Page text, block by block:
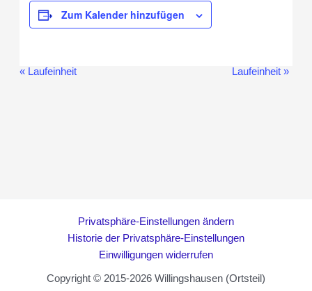
Zum Kalender hinzufügen
Veranstaltung-
«Laufeinheit Laufeinheit»
Privatsphäre-Einstellungen ändern
Historie der Privatsphäre-Einstellungen
Einwilligungen widerrufen
Copyright © 2015-2026 Willingshausen (Ortsteil)